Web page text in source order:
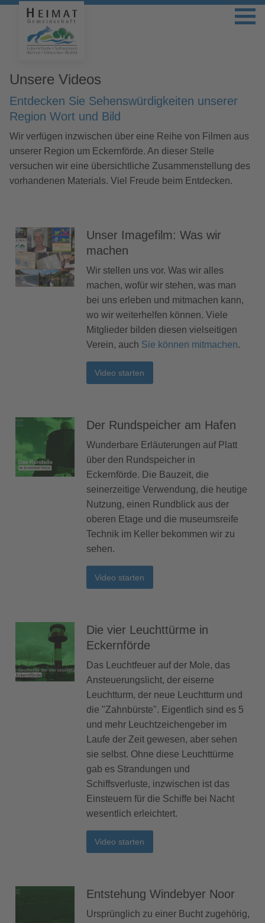
Unsere Videos
Entdecken Sie Sehenswürdigkeiten unserer
Region Wort und Bild
Wir verfügen inzwischen über eine Reihe von Filmen aus
unserer Region um Eckernförde. An dieser Stelle
versuchen wir eine übersichtliche Zusammenstellung des
vorhandenen Materials. Viel Freude beim Entdecken.
Unser Imagefilm: Was wir
machen
Wir stellen uns vor. Was wir alles
machen, wofür wir stehen, was man
bei uns erleben und mitmachen kann,
wo wir weiterhelfen können. Viele
Mitglieder bilden diesen vielseitigen
Verein, auch Sie können mitmachen.
Video starten
Der Rundspeicher am Hafen
Wunderbare Erläuterungen auf Platt
über den Rundspeicher in
Eckernförde. Die Bauzeit, die
seinerzeitige Verwendung, die heutige
Nutzung, einen Rundblick aus der
oberen Etage und die museumsreife
Technik im Keller bekommen wir zu
sehen.
Video starten
Die vier Leuchttürme in
Eckernförde
Das Leuchtfeuer auf der Mole, das
Ansteuerungslicht, der eiserne
Leuchtturm, der neue Leuchtturm und
die "Zahnbürste". Eigentlich sind es 5
und mehr Leuchtzeichengeber im
Laufe der Zeit gewesen, aber sehen
sie selbst. Ohne diese Leuchttürme
gab es Strandungen und
Schiffsverluste, inzwischen ist das
Einsteuern für die Schiffe bei Nacht
wesentlich erleichtert.
Video starten
Entstehung Windebyer Noor
Ursprünglich zu einer Bucht zugehörig,